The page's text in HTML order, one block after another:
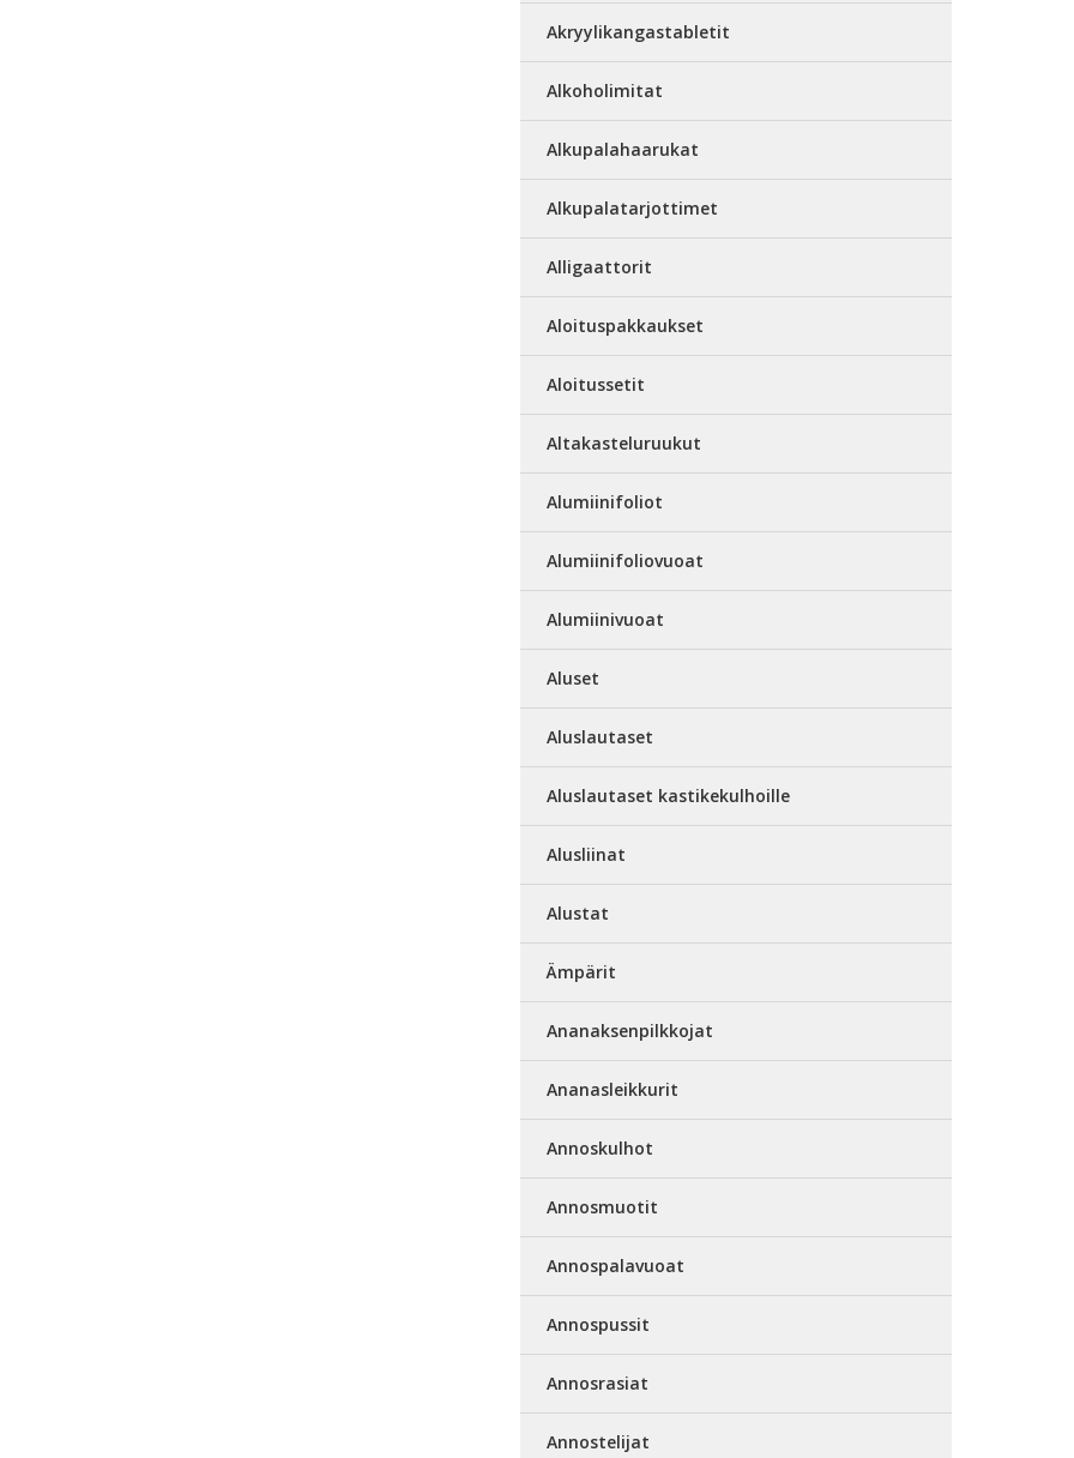
Akryylikangastabletit
Alkoholimitat
Alkupalahaarukat
Alkupalatarjottimet
Alligaattorit
Aloituspakkaukset
Aloitussetit
Altakasteluruukut
Alumiinifoliot
Alumiinifoliovuoat
Alumiinivuoat
Aluset
Aluslautaset
Aluslautaset kastikekulhoille
Alusliinat
Alustat
Ämpärit
Ananaksenpilkkojat
Ananasleikkurit
Annoskulhot
Annosmuotit
Annospalavuoat
Annospussit
Annosrasiat
Annostelijat